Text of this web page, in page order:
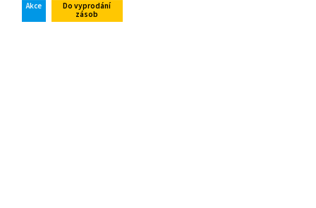
Akce
Do vyprodání
zásob